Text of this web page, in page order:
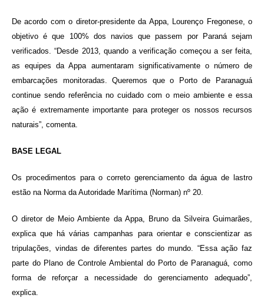
De acordo com o diretor-presidente da Appa, Lourenço Fregonese, o
objetivo é que 100% dos navios que passem por Paraná sejam
verificados. “Desde 2013, quando a verificação começou a ser feita,
as equipes da Appa aumentaram significativamente o número de
embarcações monitoradas. Queremos que o Porto de Paranaguá
continue sendo referência no cuidado com o meio ambiente e essa
ação é extremamente importante para proteger os nossos recursos
naturais”, comenta.
BASE LEGAL
Os procedimentos para o correto gerenciamento da água de lastro
estão na Norma da Autoridade Marítima (Norman) nº 20.
O diretor de Meio Ambiente da Appa, Bruno da Silveira Guimarães,
explica que há várias campanhas para orientar e conscientizar as
tripulações, vindas de diferentes partes do mundo. “Essa ação faz
parte do Plano de Controle Ambiental do Porto de Paranaguá, como
forma de reforçar a necessidade do gerenciamento adequado”,
explica.